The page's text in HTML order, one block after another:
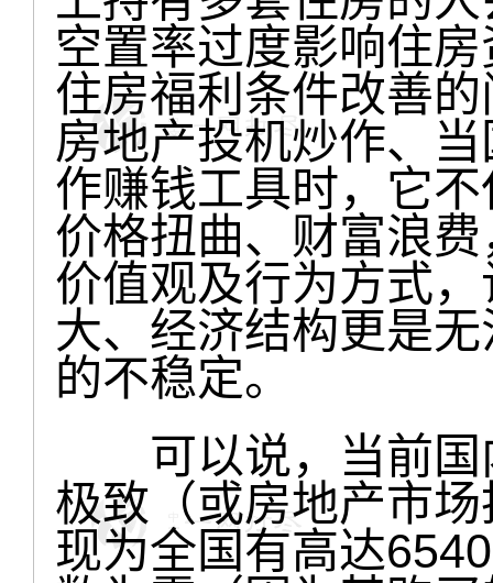
空置率过度影响住
住房福利条件改善
房地产投机炒作、
作赚钱工具时，它
价格扭曲、财富浪
价值观及行为方式
大、经济结构更是
的不稳定。
可以说，当前国
极致（或房地产市
现为全国有高达